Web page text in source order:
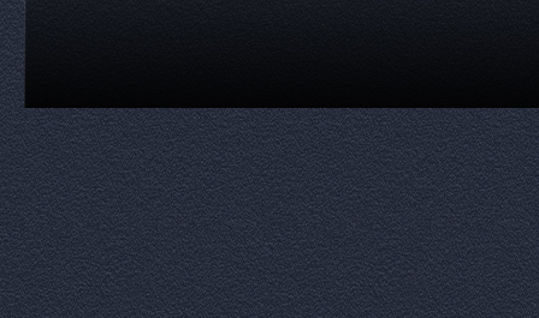
Zurück zum Seiteninhalt